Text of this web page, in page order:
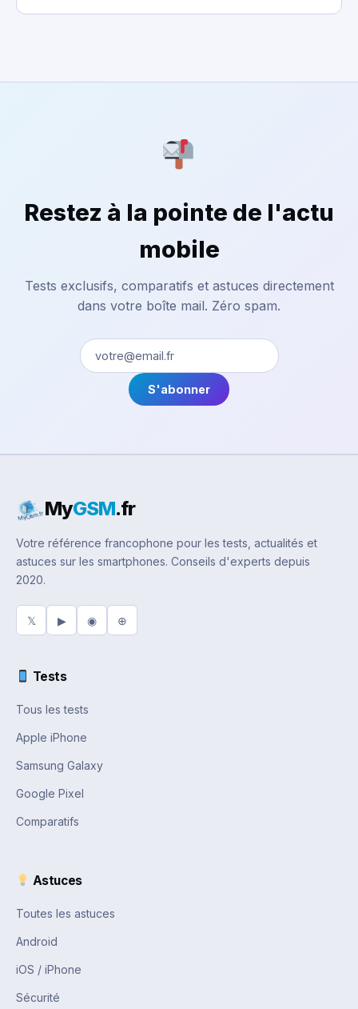
Restez à la pointe de l'actu
mobile
Tests exclusifs, comparatifs et astuces directement
dans votre boîte mail. Zéro spam.
S'abonner
MyGSM.fr
Votre référence francophone pour les tests, actualités et
astuces sur les smartphones. Conseils d'experts depuis
2020.
𝕏 ▶ ◉ ⊕
Tests
Tous les tests
Apple iPhone
Samsung Galaxy
Google Pixel
Comparatifs
Astuces
Toutes les astuces
Android
iOS / iPhone
Sécurité